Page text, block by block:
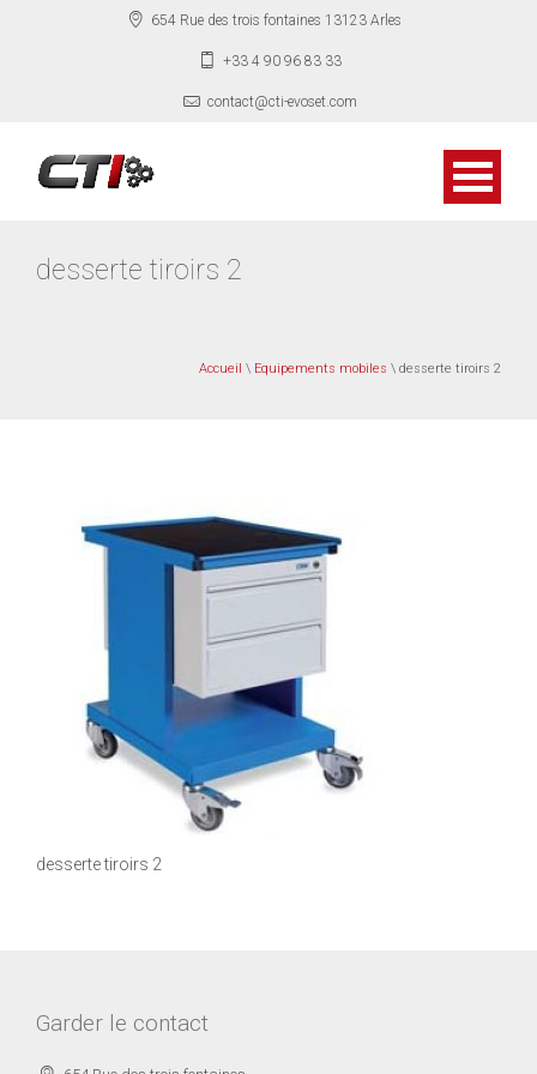
654 Rue des trois fontaines 13123 Arles
+33 4 90 96 83 33
contact@cti-evoset.com
desserte tiroirs 2
Accueil \ Equipements mobiles \ desserte tiroirs 2
desserte tiroirs 2
Garder le contact